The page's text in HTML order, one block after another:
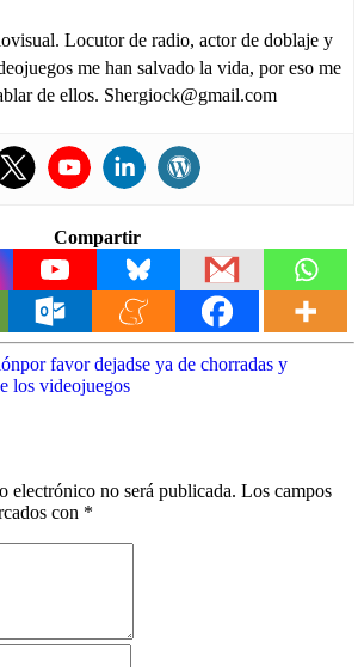
Locutor de radio, actor de doblaje y
me han salvado la vida, por eso me
de ellos. Shergiock@gmail.com
Compartir
por favor dejadse ya de chorradas y
los videojuegos
electrónico no será publicada. Los campos
con *